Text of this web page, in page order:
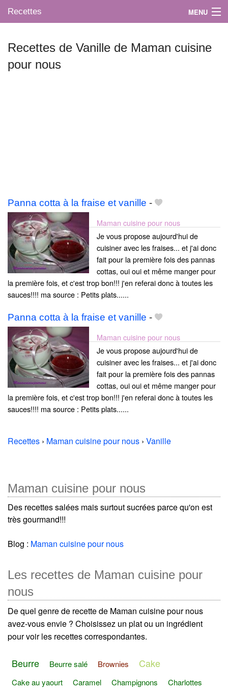
Recettes MENU
Mes blogs préférés
Recettes de Vanille de Maman cuisine
pour nous
Panna cotta à la fraise et vanille -
Maman cuisine pour nous
Je vous propose aujourd'hui de
cuisiner avec les fraises... et j'ai donc
fait pour la première fois des pannas
cottas, oui oui et même manger pour
la première fois, et c'est trop bon!!! j'en referai donc à toutes les
sauces!!!! ma source : Petits plats......
Panna cotta à la fraise et vanille -
Maman cuisine pour nous
Je vous propose aujourd'hui de
cuisiner avec les fraises... et j'ai donc
fait pour la première fois des pannas
cottas, oui oui et même manger pour
la première fois, et c'est trop bon!!! j'en referai donc à toutes les
sauces!!!! ma source : Petits plats......
Recettes › Maman cuisine pour nous › Vanille
Maman cuisine pour nous
Des recettes salées mais surtout sucrées parce qu'on est
très gourmand!!!
Blog : Maman cuisine pour nous
Les recettes de Maman cuisine pour
nous
De quel genre de recette de Maman cuisine pour nous
avez-vous envie ? Choisissez un plat ou un ingrédient
pour voir les recettes correspondantes.
Beurre Beurre salé Brownies Cake
Cake au yaourt Caramel Champignons Charlottes